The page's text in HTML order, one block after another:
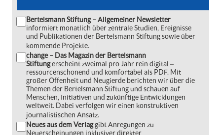
Bertelsmann Stiftung – Allgemeiner Newsletter
informiert monatlich über zentrale Studien, Ereignisse
und Publikationen der Bertelsmann Stiftung sowie über
kommende Projekte.
change – Das Magazin der Bertelsmann
Stiftungerscheint zweimal pro Jahr rein digital ‒
ressourcenschonend und komfortabel als PDF. Mit
großer Offenheit und Neugierde berichten wir über die
Themen der Bertelsmann Stiftung und schauen auf
Menschen, Initiativen und zukünftige Entwicklungen
weltweit. Dabei verfolgen wir einen konstruktiven
journalistischen Ansatz.
Neues aus dem Verlaggibt Anregungen zu
Neuerscheinungen inklusiver direkter